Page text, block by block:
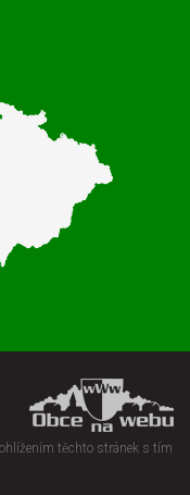
těchto stránek s tím